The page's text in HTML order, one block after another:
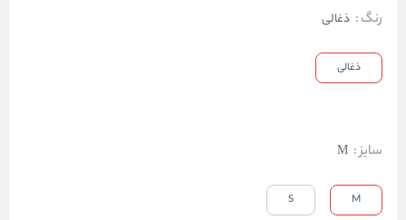
رنگ: ذغالی
ذغالی
سایز:
M
M
S